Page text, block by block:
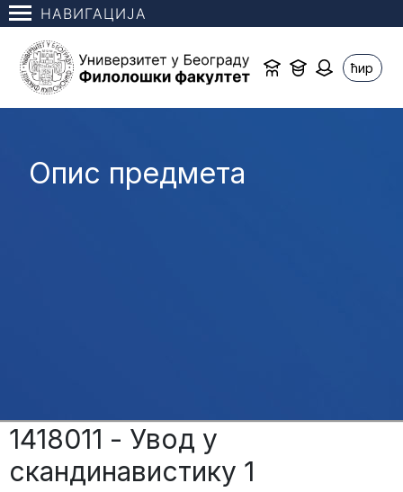
НАВИГАЦИЈА
ћир
Опис предмета
1418011 - Увод у
скандинавистику 1